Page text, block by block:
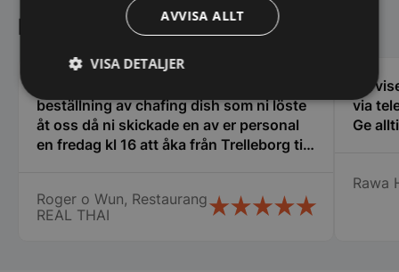
Kundnöjdhet
beställning av chafing dish som ni löste
åt oss då ni skickade en av er personal
en fredag kl 16 att åka från Trelleborg till
vi fick våra chafing dish och räddade vår
stora catering idag lördag. Vi vill
Roger o Wun, Restaurang
REAL THAI
via
Ge
Rawa
AVVISA ALLT
VISA DETALJER
Strikt
nödvändigt
Prestanda Inriktning